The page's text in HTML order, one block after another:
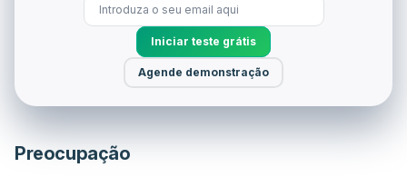
Iniciar teste grátis
Agende demonstração
Preocupação